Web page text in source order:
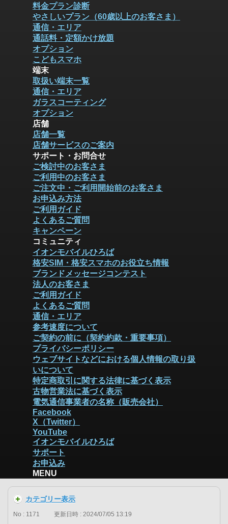
料金プラン診断
やさしいプラン（60歳以上のお客さま）
通信・エリア
通話料・定額かけ放題
オプション
こどもスマホ
端末
取扱い端末一覧
通信・エリア
ガラスコーティング
オプション
店舗
店舗一覧
店舗サービスのご案内
サポート・お問合せ
ご検討中のお客さま
ご利用中のお客さま
ご注文中・ご利用開始前のお客さま
お申込み方法
ご利用ガイド
よくあるご質問
キャンペーン
コミュニティ
イオンモバイルひろば
格安SIM・格安スマホのお役立ち情報
ブランドメッセージコンテスト
法人のお客さま
ご利用ガイド
よくあるご質問
通信・エリア
参考速度について
ご契約の前に（契約約款・重要事項）
プライバシーポリシー
ウェブサイトなどにおける個人情報の取り扱
いについて
特定商取引に関する法律に基づく表示
古物営業法に基づく表示
電気通信事業者の名称（販売会社）
Facebook
X（Twitter）
YouTube
イオンモバイルひろば
サポート
お申込み
MENU
カテゴリー表示
No : 1171 更新日時 : 2024/07/05 13:19